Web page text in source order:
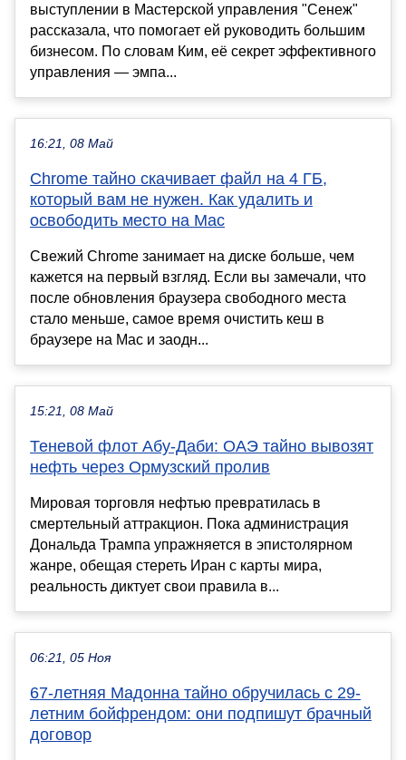
выступлении в Мастерской управления "Сенеж"
рассказала, что помогает ей руководить большим
бизнесом. По словам Ким, её секрет эффективного
управления — эмпа...
16:21, 08 Май
Chrome тайно скачивает файл на 4 ГБ,
который вам не нужен. Как удалить и
освободить место на Mac
Свежий Chrome занимает на диске больше, чем
кажется на первый взгляд. Если вы замечали, что
после обновления браузера свободного места
стало меньше, самое время очистить кеш в
браузере на Mac и заодн...
15:21, 08 Май
Теневой флот Абу-Даби: ОАЭ тайно вывозят
нефть через Ормузский пролив
Мировая торговля нефтью превратилась в
смертельный аттракцион. Пока администрация
Дональда Трампа упражняется в эпистолярном
жанре, обещая стереть Иран с карты мира,
реальность диктует свои правила в...
06:21, 05 Ноя
67-летняя Мадонна тайно обручилась с 29-
летним бойфрендом: они подпишут брачный
договор